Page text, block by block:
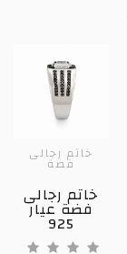
خاتم رجالى
فضة
خاتم رجالى
فضة عيار
925